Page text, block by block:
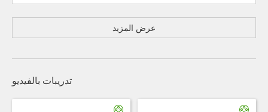
عرض المزيد
تدريبات بالفيديو